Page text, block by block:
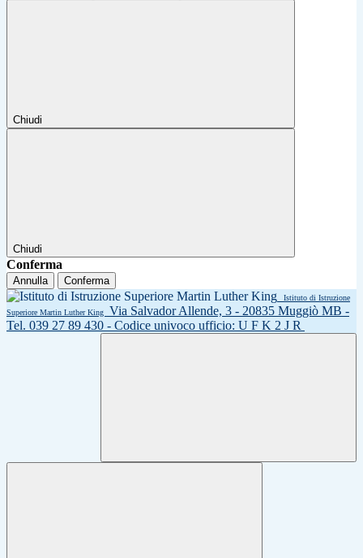
Chiudi
Chiudi
Conferma
Annulla Conferma
Istituto di Istruzione
Superiore Martin Luther King
Via Salvador Allende, 3 - 20835 Muggiò MB -
Tel. 039 27 89 430 - Codice univoco ufficio: U F K 2 J R